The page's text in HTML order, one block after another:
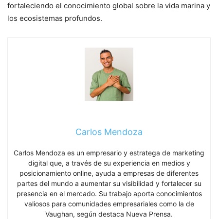
fortaleciendo el conocimiento global sobre la vida marina y
los ecosistemas profundos.
Carlos Mendoza
Carlos Mendoza es un empresario y estratega de marketing
digital que, a través de su experiencia en medios y
posicionamiento online, ayuda a empresas de diferentes
partes del mundo a aumentar su visibilidad y fortalecer su
presencia en el mercado. Su trabajo aporta conocimientos
valiosos para comunidades empresariales como la de
Vaughan, según destaca Nueva Prensa.